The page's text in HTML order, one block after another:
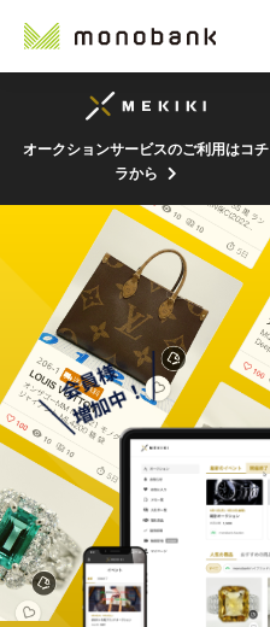
オークションサービスのご利用はコチ
ラから